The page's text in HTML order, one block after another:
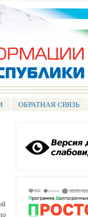
ОБРАТНАЯ СВЯЗЬ